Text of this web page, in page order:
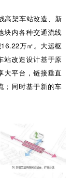
高架车站改造、新
块内各种交通流线
万㎡。大运枢
站改造设计基于原
大平台，链接垂直
；同时基于新的车